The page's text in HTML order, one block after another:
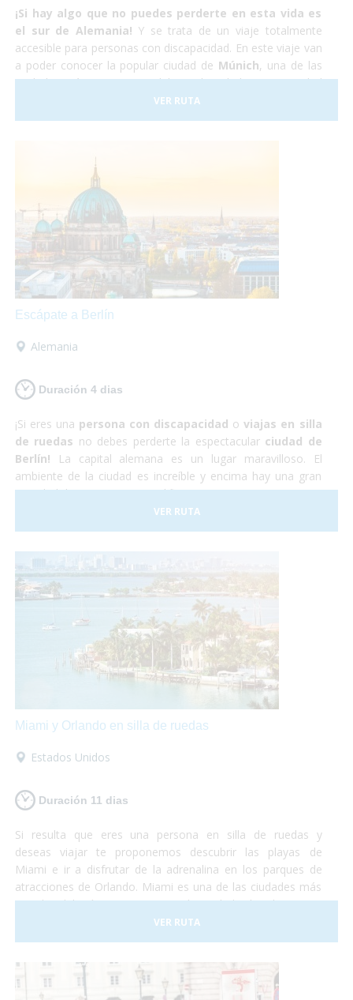
¡Si hay algo que no puedes perderte en esta vida es
el sur de Alemania! Y se trata de un viaje totalmente
accesible para personas con discapacidad. En este viaje van
a poder conocer la popular ciudad de Múnich, una de las
ciudades más importantes del mundo, y la hermosa ciudad
. No lo dudes más y atrévete
aviajar en tu silla de ruedaspor el sur de Alemania.
VER RUTA
Escápate a Berlín
Alemania
Duración 4 dias
¡Si eres una persona con discapacidad oviajas en silla
de ruedas no debes perderte la espectacular ciudad de
Berlín!
La capital alemana es un lugar maravilloso. El
ambiente de la ciudad es increíble y encima hay una gran
cantidad de monumentos, edificios y museos por visitar. La
capital alemana es totalmenteaccesible para personas
con discapacidadaunque hay que tener en cuenta que
pueden dificultar el paso a sillas de ruedas manuales. Sin
embargo nosotros nos encargaremos de todo, y tu sólo de
disfrutar.
VER RUTA
Miami y Orlando en silla de ruedas
Estados Unidos
Duración 11 dias
Si resulta que eres una persona en silla de ruedas y
deseas viajar te proponemos descubrir las playas de
Miami e ir a disfrutar de la adrenalina en los parques de
atracciones de Orlando. Miami es una de las ciudades más
grandes del país y con una gran diversidad cultural. Se trata
de un lugar de gran influencia caribeña y hermosas
playas mezclado con grandes edificios y gran lujo. En este
ciudad y sus lugares característicos como la Pequeña
Habana, el Downtown, Bahía Vizcaína y al mismo tiempo
VER RUTA